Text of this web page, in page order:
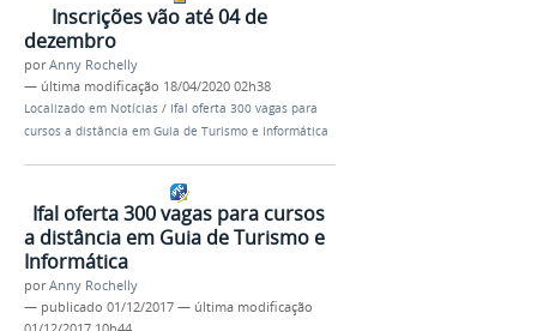
Inscrições vão até 04 de
dezembro
porAnny Rochelly
— última modificação 18/04/2020 02h38
Localizado em Notícias / Ifal oferta 300 vagas para
cursos a distância em Guia de Turismo e Informática
Ifal oferta 300 vagas para cursos
a distância em Guia de Turismo e
Informática
porAnny Rochelly
— publicado 01/12/2017 — última modificação